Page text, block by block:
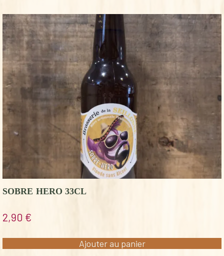
SOBRE HERO 33CL
2,90 €
Ajouter au panier